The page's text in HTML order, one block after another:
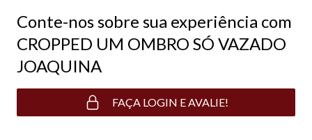
Conte-nos sobre sua experiência com
CROPPED UM OMBRO SÓ VAZADO
JOAQUINA
FAÇA LOGIN E AVALIE!